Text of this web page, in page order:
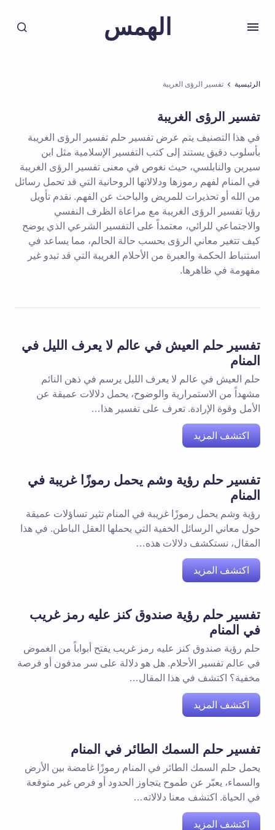
الهمس
الرئيسية تفسير الرؤى الغريبة
تفسير الرؤى الغريبة
في هذا التصنيف يتم عرض تفسير حلم تفسير الرؤى الغريبة
بأسلوب دقيق يستند إلى كتب التفسير الإسلامية مثل ابن
سيرين والنابلسي، حيث نغوص في معنى تفسير الرؤى الغريبة
في المنام لفهم رموزها ودلالاتها الروحانية التي قد تحمل رسائل
من الله أو تحذيرات للمريض والباحث عن الفهم. نقدم تأويل
رؤيا تفسير الرؤى الغريبة مع مراعاة الظرف النفسي
والاجتماعي للرائي، معتمداً على التفسير الشرعي الذي يوضح
كيف تتغير معاني الرؤى بحسب حالة الحالم، مما يساعد في
استنباط الحكمة والعبرة من الأحلام الغريبة التي قد تبدو غير
مفهومة في ظاهرها.
تفسير حلم العيش في عالم لا يعرف الليل في
المنام
حلم العيش في عالم لا يعرف الليل يرسم في ذهن النائم
مشهداً من الاستمرارية والوضوح، يحمل دلالات عميقة عن
الأمل وقوة الإرادة. تعرف على تفسير هذا…
اكتشف المزيد
تفسير حلم رؤية وشم يحمل رموزًا غريبة في
المنام
رؤية وشم يحمل رموزًا غريبة في المنام تثير تساؤلات عميقة
حول معاني الرسائل الخفية التي يحملها العقل الباطن. في هذا
المقال، نستكشف دلالات هذه…
اكتشف المزيد
تفسير حلم رؤية صندوق كنز عليه رمز غريب
في المنام
حلم رؤية صندوق كنز عليه رمز غريب يفتح أبواباً من الغموض
في عالم تفسير الأحلام. هل هو دلالة على سر مدفون أو فرصة
مخفية؟ اكتشف في هذا المقال…
اكتشف المزيد
تفسير حلم السمك الطائر في المنام
يحمل حلم السمك الطائر في المنام رموزًا غامضة بين الأرض
والسماء، يعبّر عن طموح يتجاوز الحدود أو فرص غير متوقعة
في الحياة. اكتشف معنا دلالاته…
اكتشف المزيد